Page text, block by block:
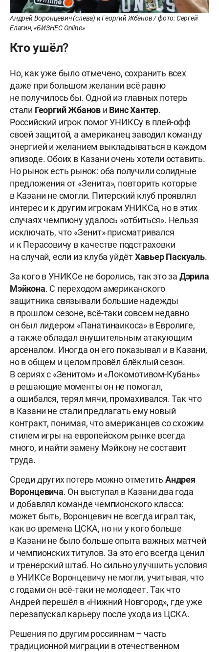
Андрей Воронцевич (слева) и Георгий Жбанов / фото: Сергей
Елагин, «БИЗНЕС Online»
Кто ушёл?
Но, как уже было отмечено, сохранить всех
даже при большом желании всё равно
не получилось бы. Одной из главных потерь
стали ГеоргийЖбанов и ВинсХантер.
Российский игрок помог УНИКСу в плей-офф
своей защитой, а американец заводил команду
энергией и желанием выкладываться в каждом
эпизоде. Обоих в Казани очень хотели оставить.
Но рынок есть рынок: оба получили солидные
предложения от «Зенита», повторить которые
в Казани не смогли. Питерский клуб проявлял
интерес и к другим игрокам УНИКСа, но в этих
случаях чемпиону удалось «отбиться». Нельзя
исключать, что «Зенит» присматривался
и к Перасовичу в качестве подстраховки
на случай, если из клуба уйдётХавьерПаскуаль.
За кого в УНИКСе не боролись, так это за Дэрила
Мэйкона. С переходом американского
защитника связывали большие надежды
в прошлом сезоне, всё-таки совсем недавно
он был лидером «Панатинаикоса» в Евролиге,
а также обладал внушительным атакующим
арсеналом. Иногда он его показывал и в Казани,
но в общем и целом провёл блёклый сезон.
В сериях с «Зенитом» и «Локомотивом-Кубань»
в решающие моменты он не помогал,
а ошибался, терял мячи, промахивался. Так что
в Казани не стали предлагать ему новый
контракт, понимая, что американцев со схожим
стилем игры на европейском рынке всегда
много, и найти замену Мэйкону не составит
труда.
Среди других потерь можно отметить Андрея
Воронцевича. Он выступал в Казани два года
и добавлял команде чемпионского класса:
может быть, Воронцевич не всегда играл так,
как во времена ЦСКА, но ни у кого больше
в Казани не было больше опыта важных матчей
и чемпионских титулов. За это его всегда ценил
и тренерский штаб. Но сильно улучшить условия
в УНИКСе Воронцевичу не могли, учитывая, что
с годами он всё-таки не молодеет. Так что
Андрей перешёл в «Нижний Новгород», где уже
перезапускал карьеру после ухода из ЦСКА.
Решения по другим россиянам – часть
традиционной миграции в отечественном